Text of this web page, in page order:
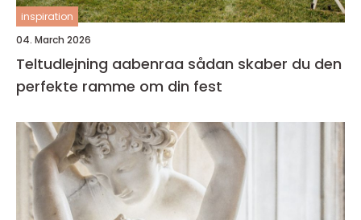
inspiration
04. March 2026
Teltudlejning aabenraa sådan skaber du den
perfekte ramme om din fest